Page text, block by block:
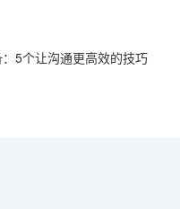
5个让沟通更高效的技巧